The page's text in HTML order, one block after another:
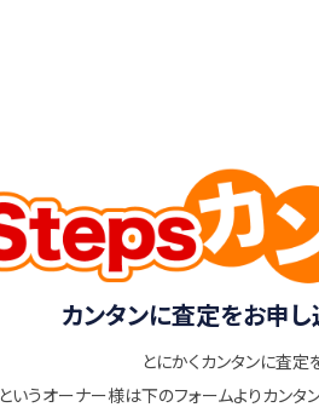
カンタンに査定をお申し
とにかくカンタンに査定
というオーナー様は下のフォームよりカン